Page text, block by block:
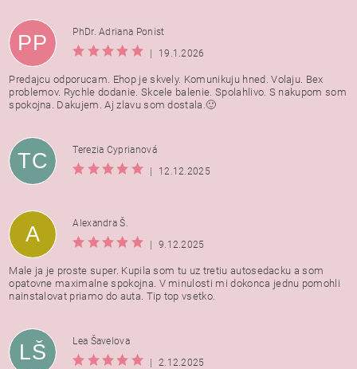
PP
PhDr. Adriana Ponist
|
19.1.2026
Predajcu odporucam. Ehop je skvely. Komunikuju hned. Volaju. Bex
problemov. Rychle dodanie. Skcele balenie. Spolahlivo. S nakupom som
spokojna. Dakujem. Aj zlavu som dostala.🙂
TC
Terezia Cyprianová
|
12.12.2025
A
Alexandra Š.
|
9.12.2025
Male ja je proste super. Kupila som tu uz tretiu autosedacku a som
opatovne maximalne spokojna. V minulosti mi dokonca jednu pomohli
nainstalovat priamo do auta. Tip top vsetko.
LŠ
Lea Šavelova
|
2.12.2025